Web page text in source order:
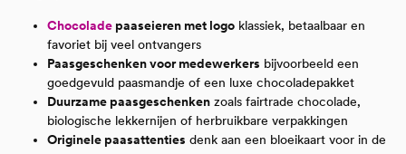
Chocolade paaseieren met logo klassiek, betaalbaar en
favoriet bij veel ontvangers
Paasgeschenken voor medewerkers bijvoorbeeld een
goedgevuld paasmandje of een luxe chocoladepakket
Duurzame paasgeschenken zoals fairtrade chocolade,
biologische lekkernijen of herbruikbare verpakkingen
Originele paasattenties denk aan een bloeikaart voor in de